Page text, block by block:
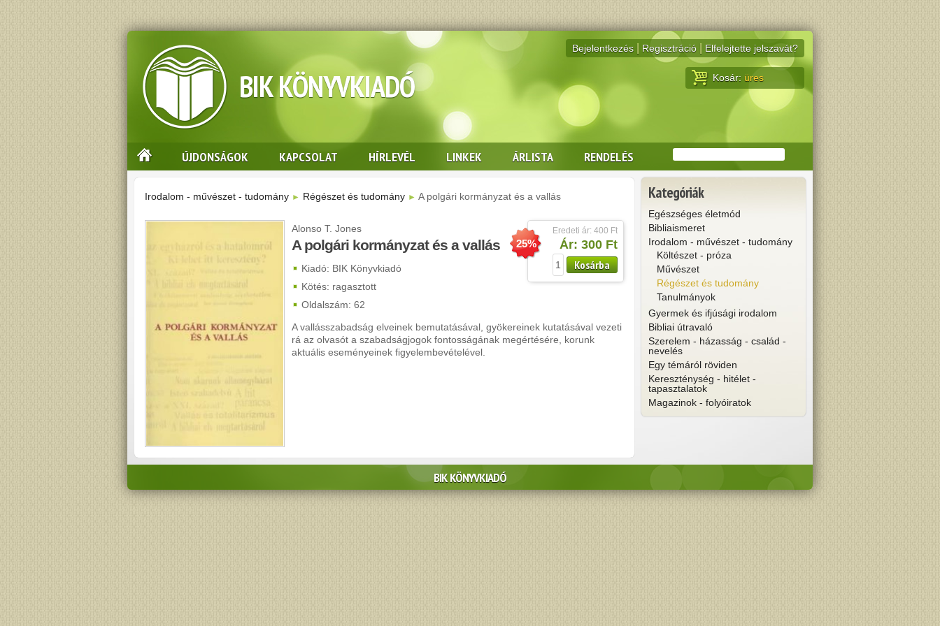
BIK KÖNYVKIADÓ
Bejelentkezés Regisztráció Elfelejtette jelszavát?
Kosár: üres
ÚJDONSÁGOK KAPCSOLAT HÍRLEVÉL LINKEK ÁRLISTA RENDELÉS
Irodalom - művészet - tudomány ► Régészet és tudomány ► A polgári kormányzat és a vallás
Eredeti ár: 400 Ft
25%
Ár: 300 Ft
Kosárba
Alonso T. Jones
A polgári kormányzat és a vallás
Kiadó: BIK Könyvkiadó
Kötés: ragasztott
Oldalszám: 62
A vallásszabadság elveinek bemutatásával, gyökereinek kutatásával vezeti
rá az olvasót a szabadságjogok fontosságának megértésére, korunk
aktuális eseményeinek figyelembevételével.
Kategóriák
Egészséges életmód
Bibliaismeret
Irodalom - művészet - tudomány
Költészet - próza
Művészet
Régészet és tudomány
Tanulmányok
Gyermek és ifjúsági irodalom
Bibliai útravaló
Szerelem - házasság - család -
nevelés
Egy témáról röviden
Kereszténység - hitélet -
tapasztalatok
Magazinok - folyóiratok
BIK KÖNYVKIADÓ